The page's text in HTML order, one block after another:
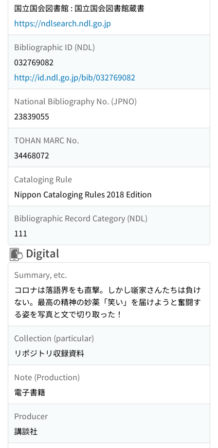
国立国会図書館 : 国立国会図書館蔵書
https://ndlsearch.ndl.go.jp
Bibliographic ID (NDL)
032769082
http://id.ndl.go.jp/bib/032769082
National Bibliography No. (JPNO)
23839055
TOHAN MARC No.
34468072
Cataloging Rule
Nippon Cataloging Rules 2018 Edition
Bibliographic Record Category (NDL)
111
Digital
Summary, etc.
コロナは落語界をも直撃。しかし噺家さんたちは負け
ない。最高の精神の妙薬「笑い」を届けようと奮闘す
る姿を写真と文で切り取った！
Collection (particular)
リポジトリ収録資料
Note (Production)
電子書籍
Producer
講談社